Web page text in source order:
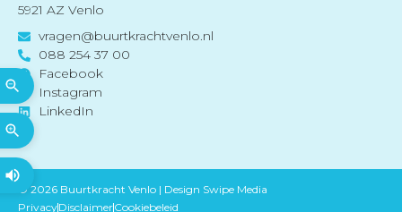
5921 AZ Venlo
vragen@buurtkrachtvenlo.nl
088 254 37 00
Facebook
Instagram
LinkedIn
© 2026 Buurtkracht Venlo | Design Swipe Media
PrivacyDisclaimerCookiebeleid